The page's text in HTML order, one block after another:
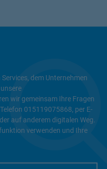
dem Unternehmen
wir gemeinsam Ihre Fragen
015119075868, per E-
auf anderem digitalen Weg.
verwenden und Ihre